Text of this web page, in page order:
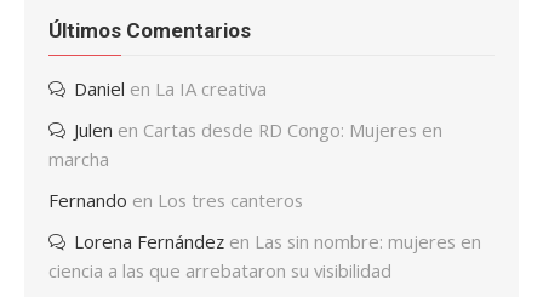
Últimos Comentarios
Daniel en La IA creativa
Julen en Cartas desde RD Congo: Mujeres en
marcha
Fernando en Los tres canteros
Lorena Fernández en Las sin nombre: mujeres en
ciencia a las que arrebataron su visibilidad